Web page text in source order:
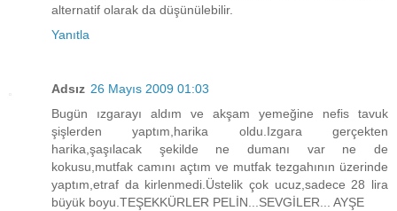
alternatif olarak da düşünülebilir.
Yanıtla
Adsız 26 Mayıs 2009 01:03
Bugün ızgarayı aldım ve akşam yemeğine nefis tavuk
şişlerden yaptım,harika oldu.Izgara gerçekten
harika,şaşılacak şekilde ne dumanı var ne de
kokusu,mutfak camını açtım ve mutfak tezgahının üzerinde
yaptım,etraf da kirlenmedi.Üstelik çok ucuz,sadece 28 lira
büyük boyu.TEŞEKKÜRLER PELİN...SEVGİLER... AYŞE